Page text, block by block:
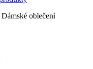
Dámské oblečení